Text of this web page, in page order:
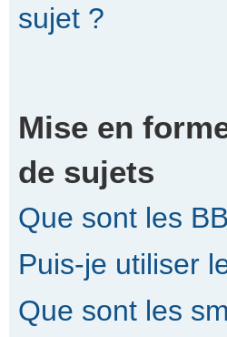
sujet ?
Mise en
de sujets
Que sont les
Puis-je utiliser
Que sont les